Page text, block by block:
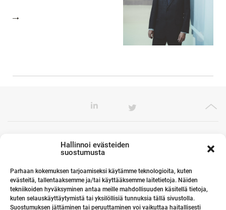
Hallinnoi evästeiden
suostumusta
Parhaan kokemuksen tarjoamiseksi käytämme teknologioita, kuten
evästeitä, tallentaaksemme ja/tai käyttääksemme laitetietoja. Näiden
tekniikoiden hyväksyminen antaa meille mahdollisuuden käsitellä tietoja,
kuten selauskäyttäytymistä tai yksilöllisiä tunnuksia tällä sivustolla.
Suostumuksen jättäminen tai peruuttaminen voi vaikuttaa haitallisesti
Toimistomme Euroopassa
Kumppanimme maailmalla